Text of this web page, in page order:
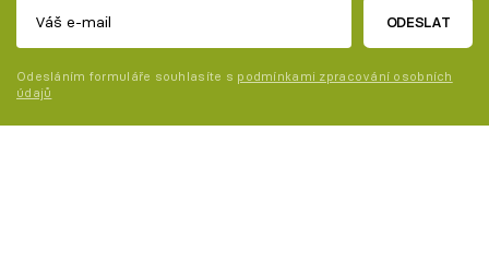
ODESLAT
Odesláním formuláře souhlasíte s podmínkami zpracování osobních
údajů